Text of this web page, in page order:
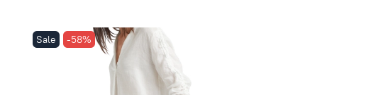
Sale -58%